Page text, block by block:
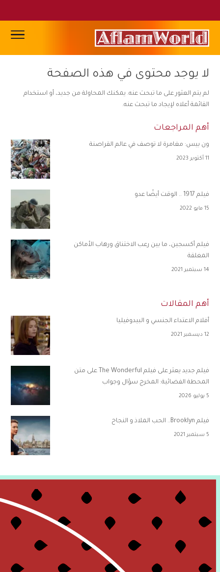
لا يوجد محتوى في هذه الصفحة
لم يتم العثور على ما تبحث عنه. يمكنك المحاولة من جديد، أو استخدام
القائمة أعلاه لإيجاد ما تبحث عنه.
أهم المراجعات
ون بيس: مغامرة لا توصف في عالم القراصنة
11 أكتوبر 2023
فيلم 1917 .. الوقت أيضًا عدو
15 مايو 2022
فيلم أكسجين، ما بين رعب الاختناق ورهاب الأماكن
المغلقة
14 سبتمبر 2021
أهم المقالات
أفلام الاعتداء الجنسي و البيدوفيليا
12 ديسمبر 2021
فيلم جديد يعثر على فيلم The Wonderful على متن
المحطة الفضائية: المخرج سؤال وجواب
5 يوليو 2026
فيلم Brooklyn.. الحب الملاذ و النجاح
5 سبتمبر 2021